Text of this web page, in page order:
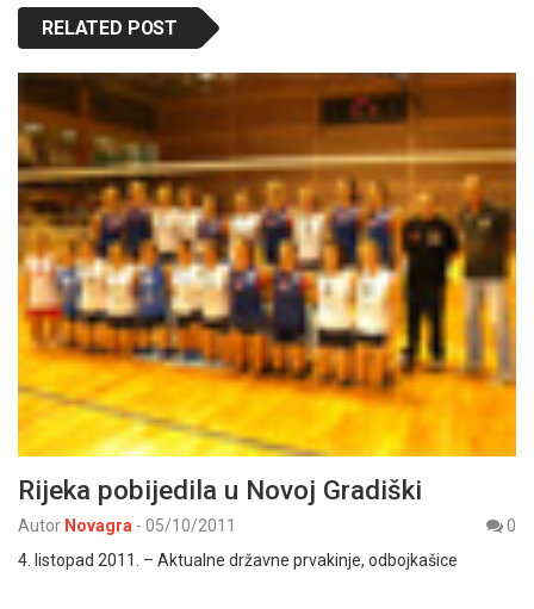
RELATED POST
Rijeka pobijedila u Novoj Gradiški
Autor Novagra - 05/10/2011
0
4. listopad 2011. – Aktualne državne prvakinje, odbojkašice